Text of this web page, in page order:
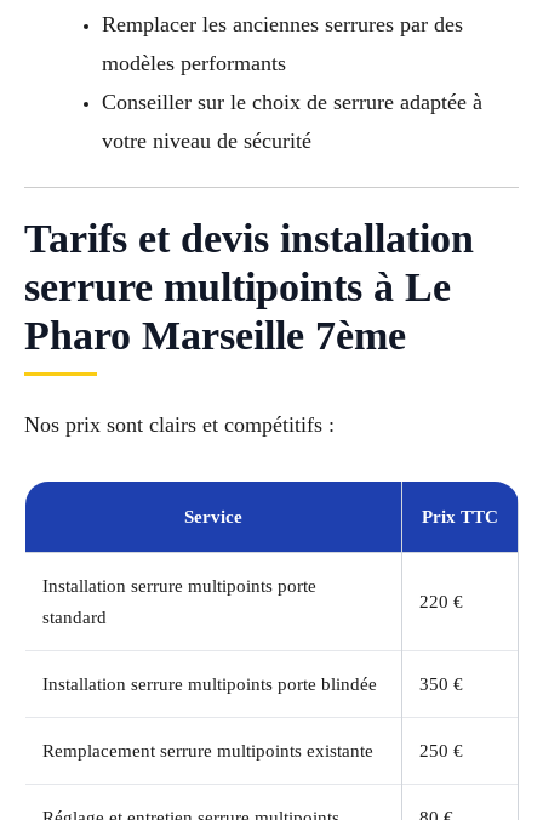
Remplacer les anciennes serrures par des
modèles performants
Conseiller sur le choix de serrure adaptée à
votre niveau de sécurité
Tarifs et devis installation
serrure multipoints à Le
Pharo Marseille 7ème
Nos prix sont clairs et compétitifs :
Service Prix TTC
Installation serrure multipoints porte
standard
220 €
Installation serrure multipoints porte blindée 350 €
Remplacement serrure multipoints existante 250 €